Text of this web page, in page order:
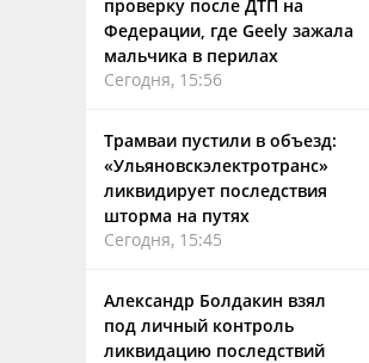
проверку после ДТП на
Федерации, где Geely зажала
мальчика в перилах
Сегодня, 15:56
Трамваи пустили в объезд:
«Ульяновскэлектротранс»
ликвидирует последствия
шторма на путях
Сегодня, 15:45
Александр Болдакин взял
под личный контроль
ликвидацию последствий